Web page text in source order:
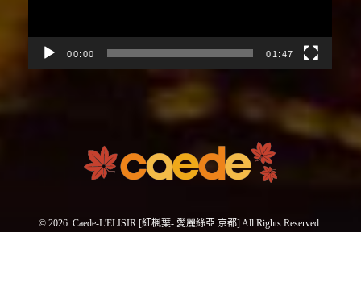
00:00 01:47
© 2026. Caede-L'ELISIR [紅楓葉- 愛麗絲亞 京都] All Rights Reserved.